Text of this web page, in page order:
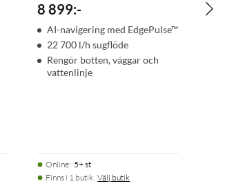
8 899:-
AI-navigering med EdgePulse™
22 700 l/h sugflöde
Rengör botten, väggar och
vattenlinje
Online: 5+ st
Finns i 1 butik. Välj butik